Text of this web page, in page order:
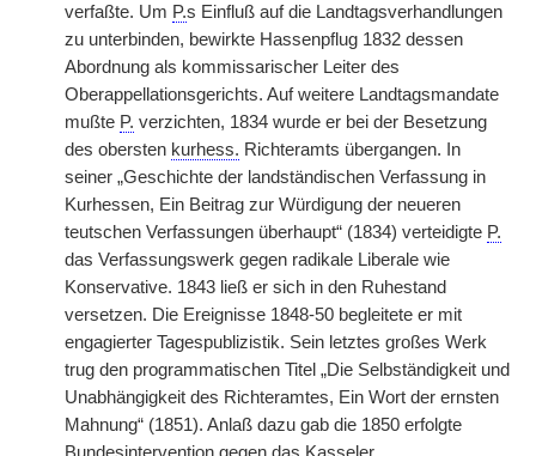
verfaßte. Um P.s Einfluß auf die Landtagsverhandlungen
zu unterbinden, bewirkte Hassenpflug 1832 dessen
Abordnung als kommissarischer Leiter des
Oberappellationsgerichts. Auf weitere Landtagsmandate
mußte P. verzichten, 1834 wurde er bei der Besetzung
des obersten kurhess. Richteramts übergangen. In
seiner „Geschichte der landständischen Verfassung in
Kurhessen, Ein Beitrag zur Würdigung der neueren
teutschen Verfassungen überhaupt“ (1834) verteidigte P.
das Verfassungswerk gegen radikale Liberale wie
Konservative. 1843 ließ er sich in den Ruhestand
versetzen. Die Ereignisse 1848-50 begleitete er mit
engagierter Tagespublizistik. Sein letztes großes Werk
trug den programmatischen Titel „Die Selbständigkeit und
Unabhängigkeit des Richteramtes, Ein Wort der ernsten
Mahnung“ (1851). Anlaß dazu gab die 1850 erfolgte